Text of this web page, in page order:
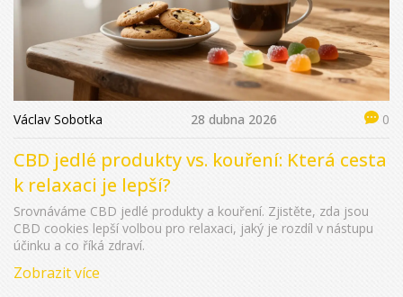
Václav Sobotka 28 dubna 2026 0
CBD jedlé produkty vs. kouření: Která cesta
k relaxaci je lepší?
Srovnáváme CBD jedlé produkty a kouření. Zjistěte, zda jsou
CBD cookies lepší volbou pro relaxaci, jaký je rozdíl v nástupu
účinku a co říká zdraví.
Zobrazit více